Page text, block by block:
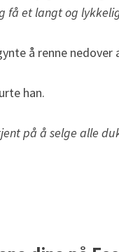
få et langt og
å renne
han.
på å selge alle